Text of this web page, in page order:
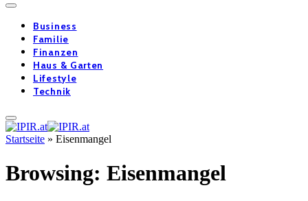
Business
Familie
Finanzen
Haus & Garten
Lifestyle
Technik
Startseite » Eisenmangel
Browsing: Eisenmangel